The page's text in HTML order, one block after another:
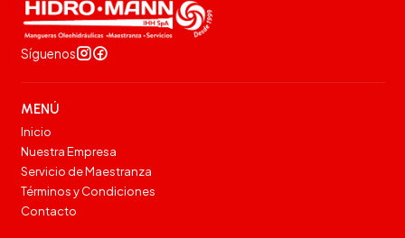
Síguenos
MENÚ
Inicio
Nuestra Empresa
Servicio de Maestranza
Términos y Condiciones
Contacto